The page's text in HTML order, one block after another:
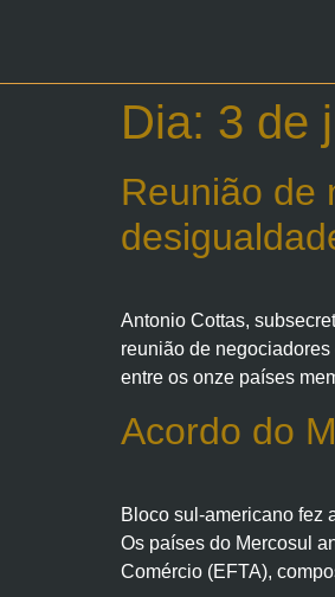
Dia: 3 de
Reunião de
Antonio Cottas,
reunião de
entre os onze países
Acordo do
Bloco sul-americano fez
Os países do Mercosul
Comércio (EFTA),